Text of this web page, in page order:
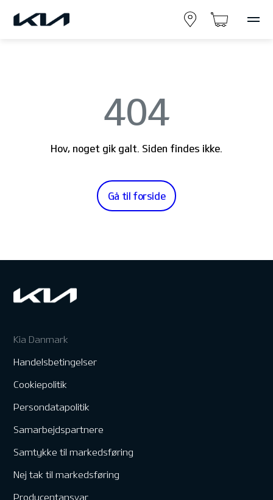
404
Hov, noget gik galt. Siden findes ikke.
Gå til forside
Kia Danmark
Handelsbetingelser
Cookiepolitik
Persondatapolitik
Samarbejdspartnere
Samtykke til markedsføring
Nej tak til markedsføring
Producentansvar